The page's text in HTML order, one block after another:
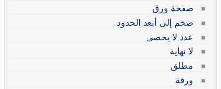
صفحة ورق
ضخم إلى أبعد الحدود
عدد لا يحصى
لا نهاية
مطلق
ورقة